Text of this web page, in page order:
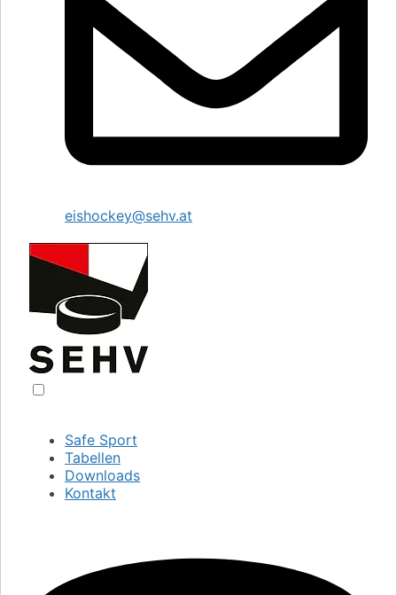
eishockey@sehv.at
Safe Sport
Tabellen
Downloads
Kontakt